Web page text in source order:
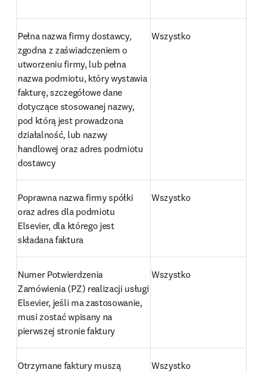
Pełna nazwa firmy dostawcy,
zgodna z zaświadczeniem o
utworzeniu firmy, lub pełna
nazwa podmiotu, który wystawia
fakturę, szczegółowe dane
dotyczące stosowanej nazwy,
pod którą jest prowadzona
działalność, lub nazwy
handlowej oraz adres podmiotu
dostawcy
Wszystko
Poprawna nazwa firmy spółki
oraz adres dla podmiotu
Elsevier, dla którego jest
składana faktura
Wszystko
Numer Potwierdzenia
Zamówienia (PZ) realizacji usługi
Elsevier, jeśli ma zastosowanie,
musi zostać wpisany na
pierwszej stronie faktury
Wszystko
Otrzymane faktury muszą
Wszystko